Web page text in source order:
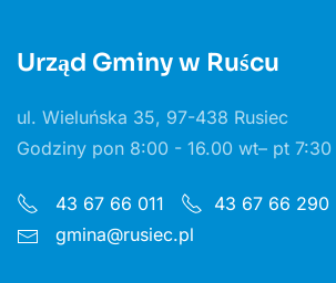
Urząd Gminy w Ruścu
ul. Wieluńska 35, 97-438 Rusiec
Godziny pon 8:00 - 16.00 wt– pt
43 67 66 011
43 67 66 290
gmina@rusiec.pl